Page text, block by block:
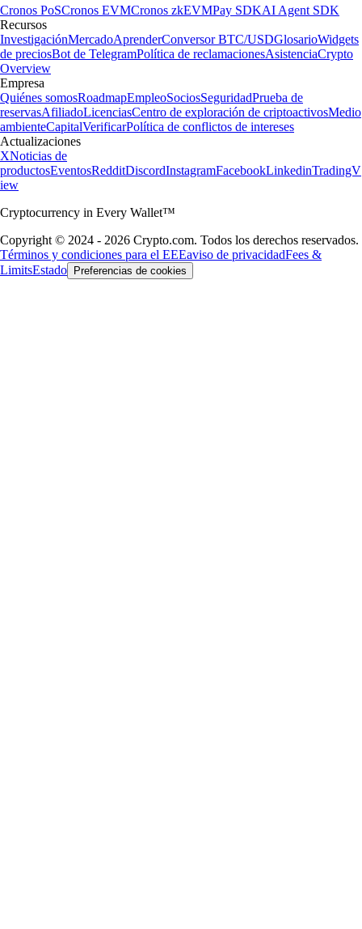
Cronos PoSCronos EVMCronos zkEVMPay SDKAI Agent SDK
Recursos
InvestigaciónMercadoAprenderConversor BTC/USDGlosarioWidgets
de preciosBot de TelegramPolítica de reclamacionesAsistenciaCrypto
Overview
Empresa
Quiénes somosRoadmapEmpleoSociosSeguridadPrueba de
reservasAfiliadoLicenciasCentro de exploración de criptoactivosMedio
ambienteCapitalVerificarPolítica de conflictos de intereses
Actualizaciones
XNoticias de
productosEventosRedditDiscordInstagramFacebookLinkedinTradingV
iew
Cryptocurrency in Every Wallet™
Copyright © 2024 - 2026 Crypto.com. Todos los derechos reservados.
Términos y condiciones para el EEEaviso de privacidadFees &
LimitsEstado Preferencias de cookies